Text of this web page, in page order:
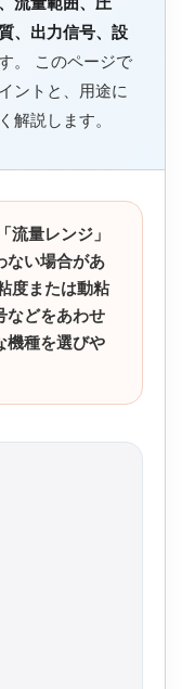
、出力信号、設
。 このページで
ントと、用途に
解説します。
流量レンジ」
ない場合があ
度または動粘
などをあわせ
機種を選びや